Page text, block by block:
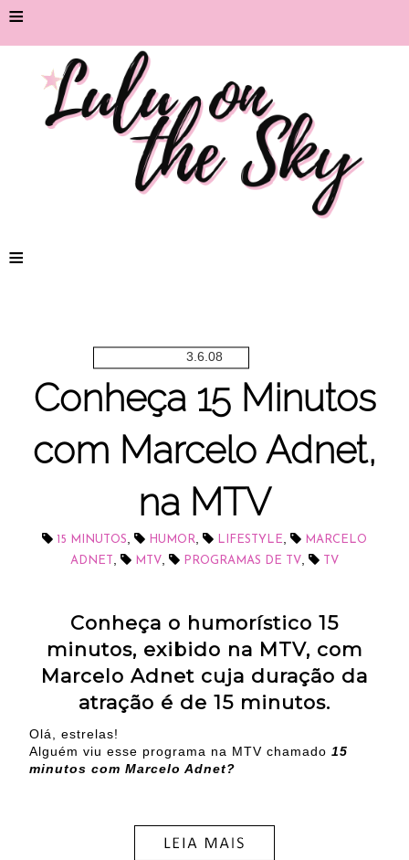
≡
≡
3.6.08
Conheça 15 Minutos
com Marcelo Adnet,
na MTV
15 MINUTOS, HUMOR, LIFESTYLE,
MARCELO
ADNET , MTV, PROGRAMAS DE TV, TV
Conheça o humorístico 15
minutos, exibido na MTV, com
Marcelo Adnet cuja duração da
atração é de 15 minutos.
Olá, estrelas!
Alguém viu esse programa na MTV chamado 15
minutos com Marcelo Adnet?